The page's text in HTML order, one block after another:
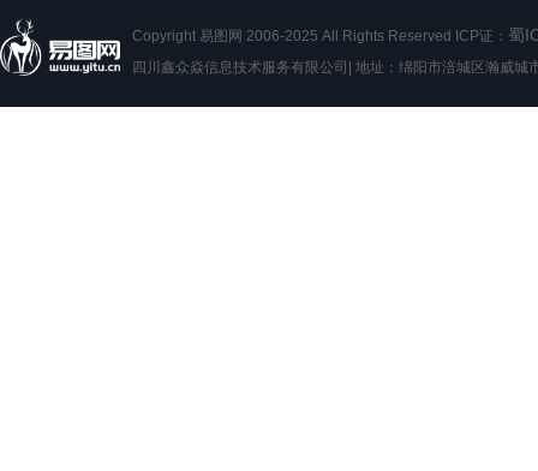
Copyright 易图网 2006-2025 All Rights Reserved ICP证： 蜀
四川鑫众焱信息技术服务有限公司| 地址：绵阳市涪城区瀚威城